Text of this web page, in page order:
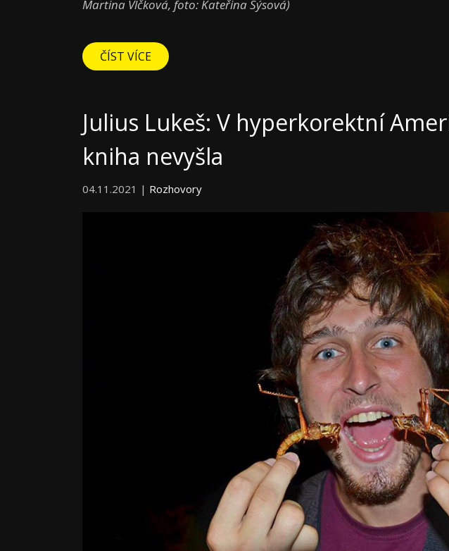
Martina Vlčková, foto: Kateřina Sýsová)
ČÍST VÍCE
Julius Lukeš: V hyperkorektní
kniha nevyšla
04.11.2021 | Rozhovory